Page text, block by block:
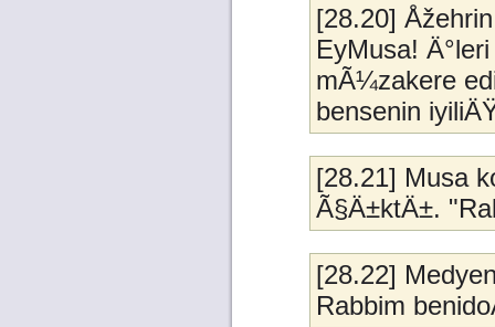
[28.20]
EyMusa!
mÃ¼zakere
bensenin
[28.21] Musa
Ã§Ä±ktÄ±.
[28.22]
Rabbim